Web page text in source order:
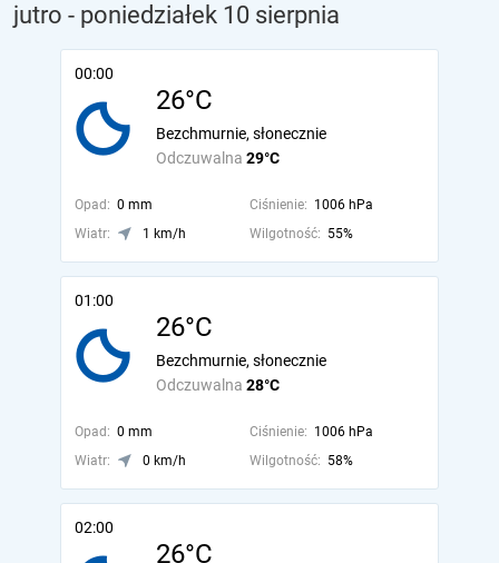
jutro - poniedziałek 10 sierpnia
00:00
26°C
Odczuwalna 29°C
Bezchmurnie, słonecznie
Opad: 0 mm Ciśnienie: 1006 hPa
Wiatr:
1 km/h Wilgotność: 55%
01:00
26°C
Odczuwalna 28°C
Bezchmurnie, słonecznie
Opad: 0 mm Ciśnienie: 1006 hPa
Wiatr:
0 km/h Wilgotność: 58%
02:00
26°C